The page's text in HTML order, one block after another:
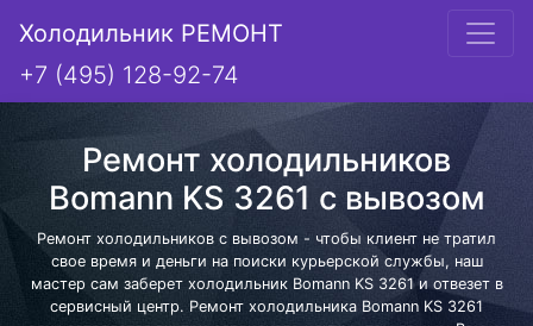
Холодильник РЕМОНТ
+7 (495) 128-92-74
Ремонт холодильников
Bomann KS 3261 с вывозом
Ремонт холодильников с вывозом - чтобы клиент не тратил
свое время и деньги на поиски курьерской службы, наш
мастер сам заберет холодильник Bomann KS 3261 и отвезет в
сервисный центр. Ремонт холодильника Bomann KS 3261